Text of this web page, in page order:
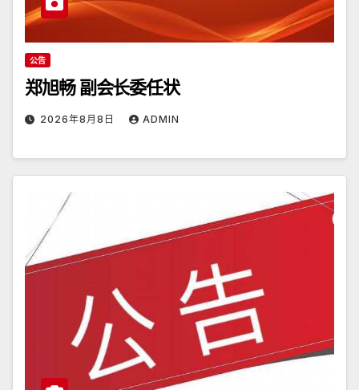
公告
郑旭畅 副会长委任状
2026年8月8日 ADMIN